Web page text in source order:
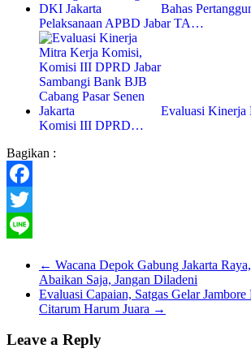
Bahas
Pelaksanaan APBD Jabar TA…
Evaluasi
Komisi III DPRD…
Bagikan :
Facebook
Twitter
← Wacana Depok Gabung Jakarta
Abaikan Saja, Jangan Diladeni
Evaluasi Capaian, Satgas Gelar Jambore
Citarum Harum Juara →
Leave a Reply